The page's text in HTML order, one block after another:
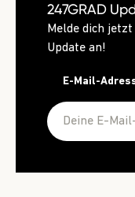
247GRAD
Melde dich
Update an!
E-Mail-